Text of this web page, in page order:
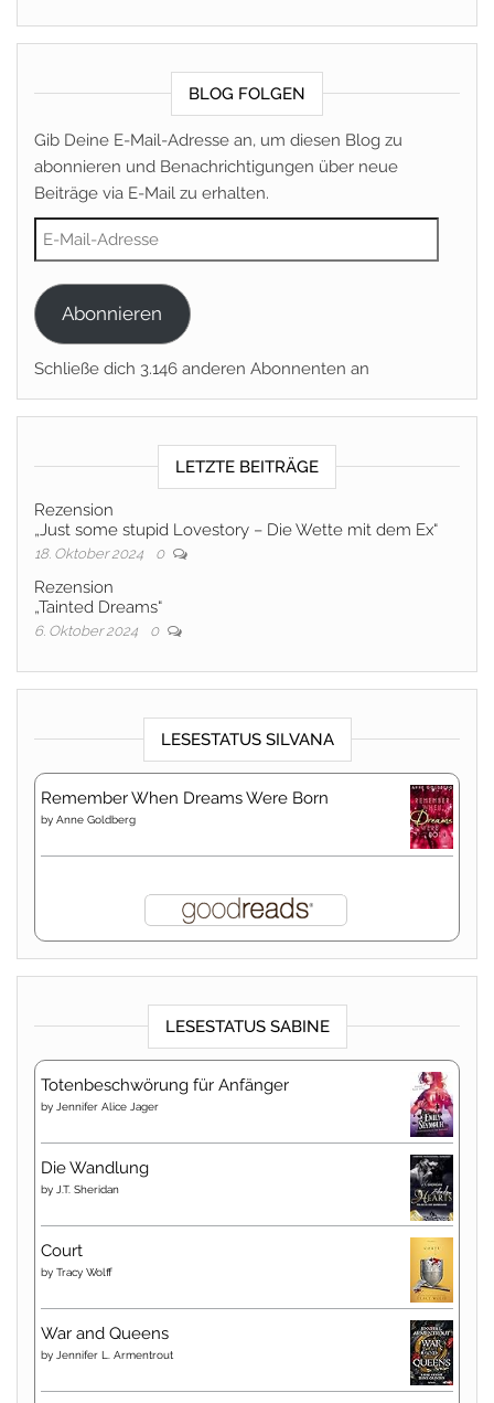
BLOG FOLGEN
Gib Deine E-Mail-Adresse an, um diesen Blog zu
abonnieren und Benachrichtigungen über neue
Beiträge via E-Mail zu erhalten.
E-Mail-Adresse
Abonnieren
Schließe dich 3.146 anderen Abonnenten an
LETZTE BEITRÄGE
Rezension
„Just some stupid Lovestory – Die Wette mit dem Ex“
18. Oktober 2024 0
Rezension
„Tainted Dreams“
6. Oktober 2024 0
LESESTATUS SILVANA
Remember When Dreams Were Born
by Anne Goldberg
LESESTATUS SABINE
Totenbeschwörung für Anfänger
by Jennifer Alice Jager
Die Wandlung
by J.T. Sheridan
Court
by Tracy Wolff
War and Queens
by Jennifer L. Armentrout